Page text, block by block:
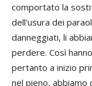
comportato la
dell'usura dei
danneggiati, li
perdere. Così
pertanto a inizio
nel pieno, abbiamo